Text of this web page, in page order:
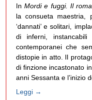
In Mordi e fuggi. Il
la consueta maestria,
‘dannati’ e solitari,
di inferni,
contemporanei che
distopie in atto. Il
di finzione incastonato
anni Sessanta e l’inizio
Leggi →